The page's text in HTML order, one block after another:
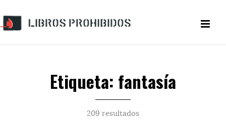
Etiqueta: fantasía
209 resultados